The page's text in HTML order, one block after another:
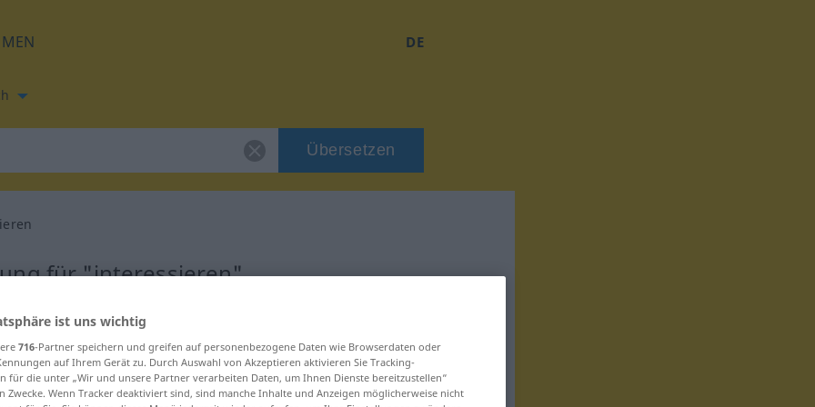
DE
Übersetzen
für "interessieren"
ist uns wichtig
716-Partner speichern und greifen auf personenbezogene Daten wie Browserdaten oder
auf Ihrem Gerät zu. Durch Auswahl von Akzeptieren aktivieren Sie Tracking-
für die unter „Wir und unsere Partner verarbeiten Daten, um Ihnen Dienste bereitzustellen“
Zwecke. Wenn Tracker deaktiviert sind, sind manche Inhalte und Anzeigen möglicherweise nicht